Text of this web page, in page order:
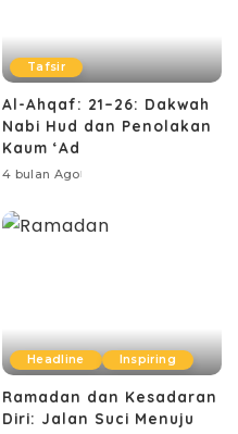
Tafsir
Al-Ahqaf: 21–26: Dakwah
Nabi Hud dan Penolakan
Kaum ‘Ad
4 bulan Ago
Headline Inspiring
Ramadan dan Kesadaran
Diri: Jalan Suci Menuju